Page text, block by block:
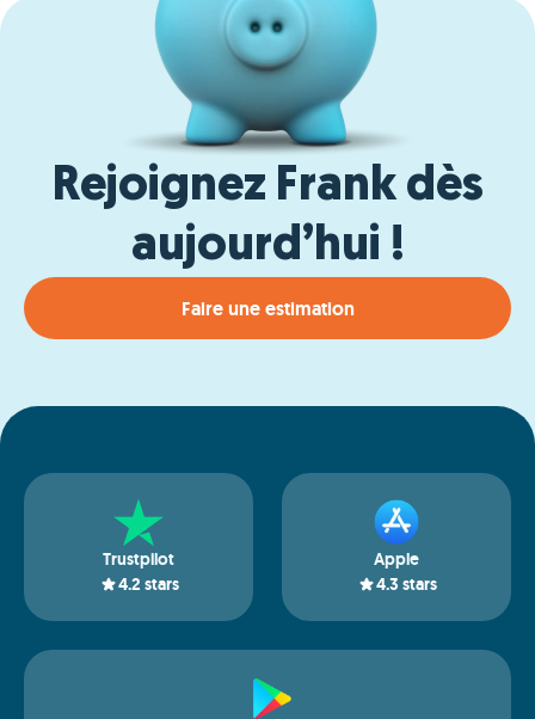
Rejoignez Frank dès
aujourd’hui !
Faire une estimation
Trustpilot
4.2 stars
Apple
4.3 stars